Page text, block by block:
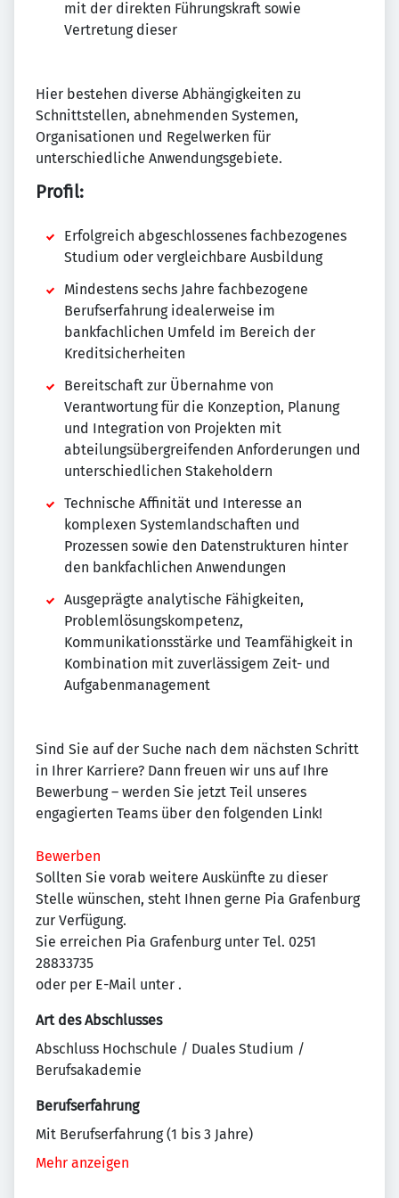
mit der direkten Führungskraft sowie
Vertretung dieser
Hier bestehen diverse Abhängigkeiten zu
Schnittstellen, abnehmenden Systemen,
Organisationen und Regelwerken für
unterschiedliche Anwendungsgebiete.
Profil:
Erfolgreich abgeschlossenes fachbezogenes
Studium oder vergleichbare Ausbildung
Mindestens sechs Jahre fachbezogene
Berufserfahrung idealerweise im
bankfachlichen Umfeld im Bereich der
Kreditsicherheiten
Bereitschaft zur Übernahme von
Verantwortung für die Konzeption, Planung
und Integration von Projekten mit
abteilungsübergreifenden Anforderungen und
unterschiedlichen Stakeholdern
Technische Affinität und Interesse an
komplexen Systemlandschaften und
Prozessen sowie den Datenstrukturen hinter
den bankfachlichen Anwendungen
Ausgeprägte analytische Fähigkeiten,
Problemlösungskompetenz,
Kommunikationsstärke und Teamfähigkeit in
Kombination mit zuverlässigem Zeit- und
Aufgabenmanagement
Sind Sie auf der Suche nach dem nächsten Schritt
in Ihrer Karriere? Dann freuen wir uns auf Ihre
Bewerbung – werden Sie jetzt Teil unseres
engagierten Teams über den folgenden Link!
Bewerben
Sollten Sie vorab weitere Auskünfte zu dieser
Stelle wünschen, steht Ihnen gerne Pia Grafenburg
zur Verfügung.
Sie erreichen Pia Grafenburg unter Tel. 0251
28833735
oder per E-Mail unter .
Art des Abschlusses
Abschluss Hochschule / Duales Studium /
Berufsakademie
Berufserfahrung
Mit Berufserfahrung (1 bis 3 Jahre)
Mehr anzeigen